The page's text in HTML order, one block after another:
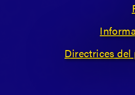
Directrices del